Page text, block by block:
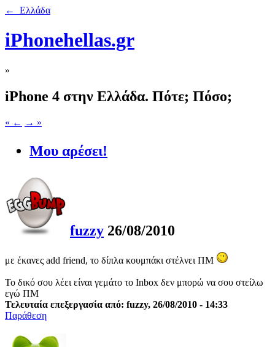
← Ελλάδα
iPhonehellas.gr
»
iPhone 4 στην Ελλάδα. Πότε; Πόσο;
« ← → »
Μου αρέσει!
fuzzy 26/08/2010
με έκανες add friend, το δίπλα κουμπάκι στέλνει ΠΜ
Το δικό σου λέει είναι γεμάτο το Inbox δεν μπορώ να σου στείλω
εγώ ΠΜ
Τελευταία επεξεργασία από: fuzzy, 26/08/2010 - 14:33
Παράθεση